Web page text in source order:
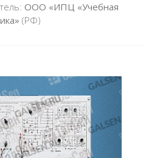
ООО «ИПЦ «Учебная
(РФ)